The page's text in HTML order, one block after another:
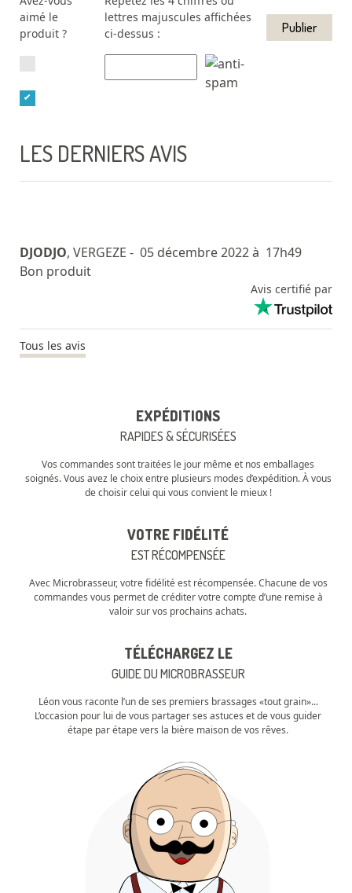
aimé le
produit ?
lettres majuscules affichées
ci-dessus :
LES DERNIERS AVIS
DJODJO, VERGEZE - 05 décembre 2022 à 17h49
Bon produit
Avis certifié par
Tous les avis
EXPÉDITIONS
RAPIDES & SÉCURISÉES
Vos commandes sont traitées le jour même et nos emballages
soignés. Vous avez le choix entre plusieurs modes d’expédition. À vous
de choisir celui qui vous convient le mieux !
VOTRE FIDÉLITÉ
EST RÉCOMPENSÉE
Avec Microbrasseur, votre fidélité est récompensée. Chacune de vos
commandes vous permet de créditer votre compte d’une remise à
valoir sur vos prochains achats.
TÉLÉCHARGEZ LE
GUIDE DU MICROBRASSEUR
Léon vous raconte l’un de ses premiers brassages «tout grain»...
L’occasion pour lui de vous partager ses astuces et de vous guider
étape par étape vers la bière maison de vos rêves.